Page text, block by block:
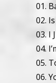
01.
02.
03. I
04.
05.
06.